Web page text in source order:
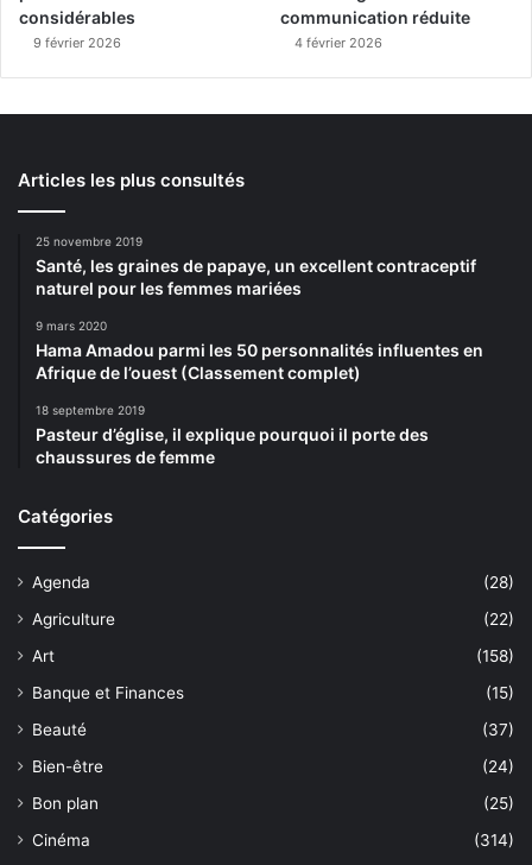
considérables
9 février 2026
communication réduite
4 février 2026
Articles les plus consultés
25 novembre 2019
Santé, les graines de papaye, un excellent contraceptif
naturel pour les femmes mariées
9 mars 2020
Hama Amadou parmi les 50 personnalités influentes en
Afrique de l’ouest (Classement complet)
18 septembre 2019
Pasteur d’église, il explique pourquoi il porte des
chaussures de femme
Catégories
Agenda
(28)
Agriculture
(22)
Art
(158)
Banque et Finances
(15)
Beauté
(37)
Bien-être
(24)
Bon plan
(25)
Cinéma
(314)